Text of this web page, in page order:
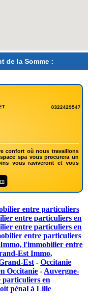
de la Somme :
0322429547
confort où nous travaillons
spa vous procurera un
vous raviveront et vous
entre particuliers
entre particuliers en
entre particuliers en
entre particuliers
l'immobilier entre
Est Immo,
Est - Occitanie
Occitanie - Auvergne-
en
pénal à Lille